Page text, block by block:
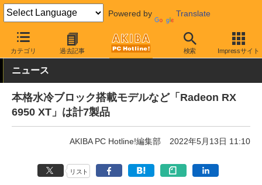
Powered by Translate
カテゴリ 過去記事 検索 Impressサイト
AKIBA PC Hotline! PCパーツ ビデオカード（グラフィックボード
ニュース
本格水冷ブロック搭載モデルなど「Radeon RX
6950 XT」は計7製品
AKIBA PC Hotline!編集部 2022年5月13日 11:10
リスト